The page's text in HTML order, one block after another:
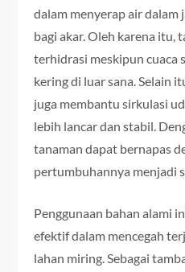
dalam menyerap air dalam
bagi akar. Oleh karena itu,
terhidrasi meskipun cuaca
kering di luar sana. Selain
juga membantu sirkulasi
lebih lancar dan stabil.
tanaman dapat bernapas
pertumbuhannya menjadi
Penggunaan bahan alami
efektif dalam mencegah
lahan miring. Sebagai